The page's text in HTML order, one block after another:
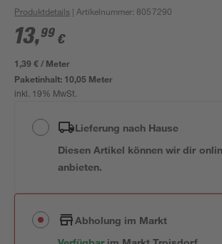
Produktdetails | Artikelnummer: 8057290
13,99 €
1,39 € / Meter
Paketinhalt: 10,05 Meter
inkl. 19% MwSt.
Lieferung nach Hause
Diesen Artikel können wir dir
anbieten.
Abholung im Markt